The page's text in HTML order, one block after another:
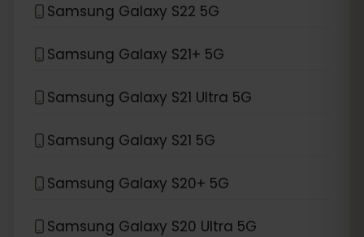
Samsung Galaxy S22 5G
Samsung Galaxy S21+ 5G
Samsung Galaxy S21 Ultra 5G
Samsung Galaxy S21 5G
Samsung Galaxy S20+ 5G
Samsung Galaxy S20 Ultra 5G